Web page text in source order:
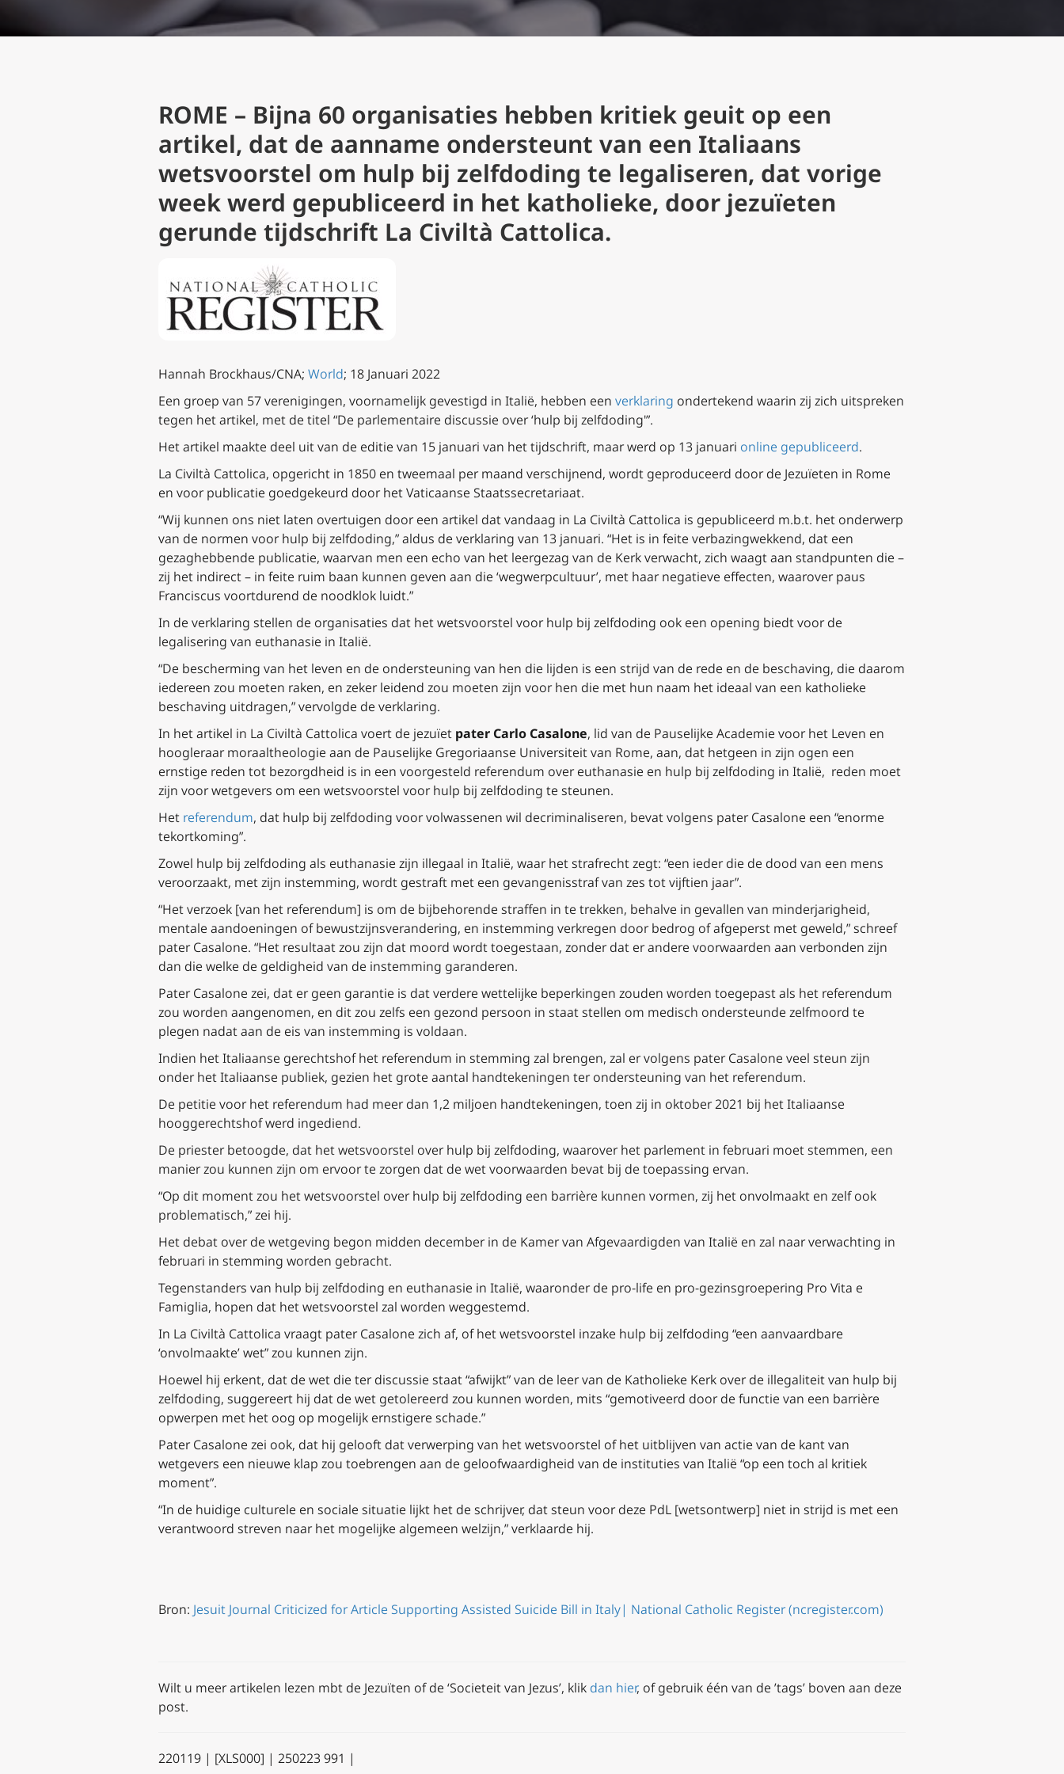
ROME – Bijna 60 organisaties hebben kritiek geuit op een
artikel, dat de aanname ondersteunt van een Italiaans
wetsvoorstel om hulp bij zelfdoding te legaliseren, dat vorige
week werd gepubliceerd in het katholieke, door jezuïeten
gerunde tijdschrift La Civiltà Cattolica.
Hannah Brockhaus/CNA; World; 18 Januari 2022
Een groep van 57 verenigingen, voornamelijk gevestigd in Italië, hebben een verklaring ondertekend waarin zij zich uitspreken
tegen het artikel, met de titel “De parlementaire discussie over ‘hulp bij zelfdoding'”.
Het artikel maakte deel uit van de editie van 15 januari van het tijdschrift, maar werd op 13 januari online gepubliceerd.
La Civiltà Cattolica, opgericht in 1850 en tweemaal per maand verschijnend, wordt geproduceerd door de Jezuïeten in Rome
en voor publicatie goedgekeurd door het Vaticaanse Staatssecretariaat.
“Wij kunnen ons niet laten overtuigen door een artikel dat vandaag in La Civiltà Cattolica is gepubliceerd m.b.t. het onderwerp
van de normen voor hulp bij zelfdoding,” aldus de verklaring van 13 januari. “Het is in feite verbazingwekkend, dat een
gezaghebbende publicatie, waarvan men een echo van het leergezag van de Kerk verwacht, zich waagt aan standpunten die –
zij het indirect – in feite ruim baan kunnen geven aan die ‘wegwerpcultuur’, met haar negatieve effecten, waarover paus
Franciscus voortdurend de noodklok luidt.”
In de verklaring stellen de organisaties dat het wetsvoorstel voor hulp bij zelfdoding ook een opening biedt voor de
legalisering van euthanasie in Italië.
“De bescherming van het leven en de ondersteuning van hen die lijden is een strijd van de rede en de beschaving, die daarom
iedereen zou moeten raken, en zeker leidend zou moeten zijn voor hen die met hun naam het ideaal van een katholieke
beschaving uitdragen,” vervolgde de verklaring.
In het artikel in La Civiltà Cattolica voert de jezuïet pater Carlo Casalone, lid van de Pauselijke Academie voor het Leven en
hoogleraar moraaltheologie aan de Pauselijke Gregoriaanse Universiteit van Rome, aan, dat hetgeen in zijn ogen een
ernstige reden tot bezorgdheid is in een voorgesteld referendum over euthanasie en hulp bij zelfdoding in Italië, reden moet
zijn voor wetgevers om een wetsvoorstel voor hulp bij zelfdoding te steunen.
Het referendum, dat hulp bij zelfdoding voor volwassenen wil decriminaliseren, bevat volgens pater Casalone een “enorme
tekortkoming”.
Zowel hulp bij zelfdoding als euthanasie zijn illegaal in Italië, waar het strafrecht zegt: “een ieder die de dood van een mens
veroorzaakt, met zijn instemming, wordt gestraft met een gevangenisstraf van zes tot vijftien jaar”.
“Het verzoek [van het referendum] is om de bijbehorende straffen in te trekken, behalve in gevallen van minderjarigheid,
mentale aandoeningen of bewustzijnsverandering, en instemming verkregen door bedrog of afgeperst met geweld,” schreef
pater Casalone. “Het resultaat zou zijn dat moord wordt toegestaan, zonder dat er andere voorwaarden aan verbonden zijn
dan die welke de geldigheid van de instemming garanderen.
Pater Casalone zei, dat er geen garantie is dat verdere wettelijke beperkingen zouden worden toegepast als het referendum
zou worden aangenomen, en dit zou zelfs een gezond persoon in staat stellen om medisch ondersteunde zelfmoord te
plegen nadat aan de eis van instemming is voldaan.
Indien het Italiaanse gerechtshof het referendum in stemming zal brengen, zal er volgens pater Casalone veel steun zijn
onder het Italiaanse publiek, gezien het grote aantal handtekeningen ter ondersteuning van het referendum.
De petitie voor het referendum had meer dan 1,2 miljoen handtekeningen, toen zij in oktober 2021 bij het Italiaanse
hooggerechtshof werd ingediend.
De priester betoogde, dat het wetsvoorstel over hulp bij zelfdoding, waarover het parlement in februari moet stemmen, een
manier zou kunnen zijn om ervoor te zorgen dat de wet voorwaarden bevat bij de toepassing ervan.
“Op dit moment zou het wetsvoorstel over hulp bij zelfdoding een barrière kunnen vormen, zij het onvolmaakt en zelf ook
problematisch,” zei hij.
Het debat over de wetgeving begon midden december in de Kamer van Afgevaardigden van Italië en zal naar verwachting in
februari in stemming worden gebracht.
Tegenstanders van hulp bij zelfdoding en euthanasie in Italië, waaronder de pro-life en pro-gezinsgroepering Pro Vita e
Famiglia, hopen dat het wetsvoorstel zal worden weggestemd.
In La Civiltà Cattolica vraagt pater Casalone zich af, of het wetsvoorstel inzake hulp bij zelfdoding “een aanvaardbare
‘onvolmaakte’ wet” zou kunnen zijn.
Hoewel hij erkent, dat de wet die ter discussie staat “afwijkt” van de leer van de Katholieke Kerk over de illegaliteit van hulp bij
zelfdoding, suggereert hij dat de wet getolereerd zou kunnen worden, mits “gemotiveerd door de functie van een barrière
opwerpen met het oog op mogelijk ernstigere schade.”
Pater Casalone zei ook, dat hij gelooft dat verwerping van het wetsvoorstel of het uitblijven van actie van de kant van
wetgevers een nieuwe klap zou toebrengen aan de geloofwaardigheid van de instituties van Italië “op een toch al kritiek
moment”.
“In de huidige culturele en sociale situatie lijkt het de schrijver, dat steun voor deze PdL [wetsontwerp] niet in strijd is met een
verantwoord streven naar het mogelijke algemeen welzijn,” verklaarde hij.
Bron: Jesuit Journal Criticized for Article Supporting Assisted Suicide Bill in Italy| National Catholic Register (ncregister.com)
Wilt u meer artikelen lezen mbt de Jezuïten of de ‘Societeit van Jezus’, klik dan hier, of gebruik één van de ’tags’ boven aan deze
post.
220119 | [XLS000] | 250223 991 |